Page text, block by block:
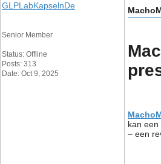
GLPLabKapselnDe
Senior Member
Status: Offline
Posts: 313
Date: Oct 9, 2025
kan
– een